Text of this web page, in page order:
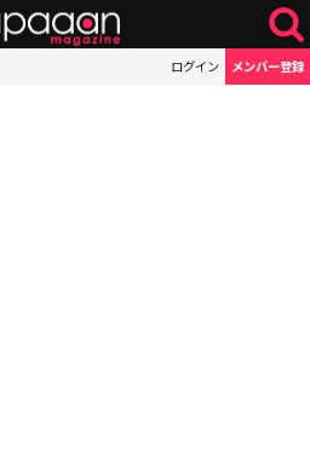
ログイン メンバー登録